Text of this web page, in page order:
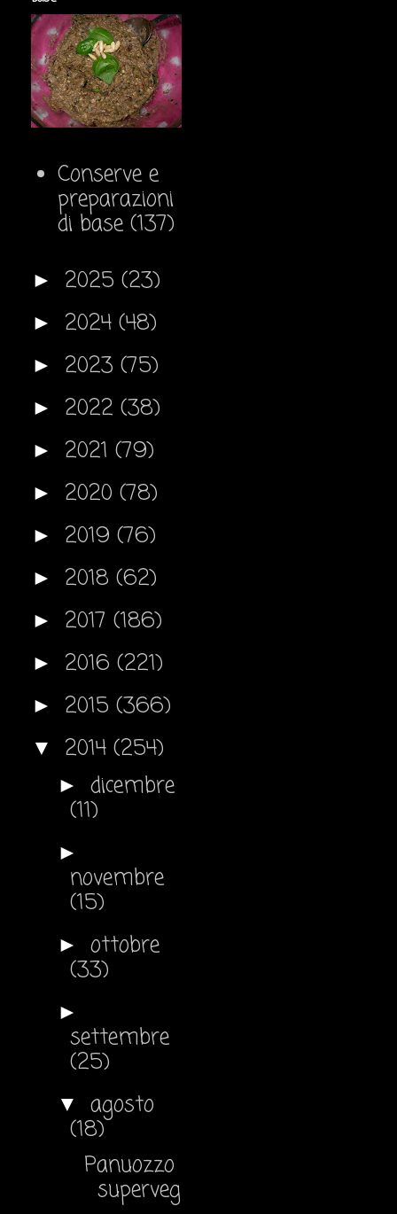
Conserve e
preparazioni
di base (137)
► 2025 (23)
► 2024 (48)
► 2023 (75)
► 2022 (38)
► 2021 (79)
► 2020 (78)
► 2019 (76)
► 2018 (62)
► 2017 (186)
► 2016 (221)
► 2015 (366)
▼ 2014 (254)
► dicembre
(11)
►
novembre
(15)
► ottobre
(33)
►
settembre
(25)
▼ agosto
(18)
Panuozzo
superveg